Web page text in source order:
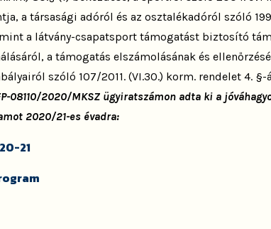
a társasági adóról és az osztalékadóról szóló
a látvány-csapatsport támogatást biztosító
a támogatás elszámolásának és
szóló 107/2011. (VI.30.) korm. rendelet 4. §-
08110/2020/MKSZ ügyiratszámon adta ki a
2020/21-es évadra:
21